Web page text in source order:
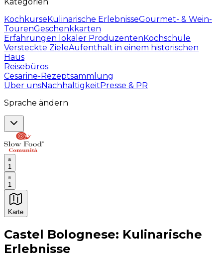
KochkurseKulinarische ErlebnisseGourmet- & Wein-
TourenGeschenkkarten
Erfahrungen lokaler ProduzentenKochschule
Versteckte ZieleAufenthalt in einem historischen
Haus
Reisebüros
Cesarine-Rezeptsammlung
Über unsNachhaltigkeitPresse & PR
Sprache ändern
1
1
Karte
Unvergessliche kulinarische Erlebnisse:
Castel Bolognese: Kulinarische
Erlebnisse